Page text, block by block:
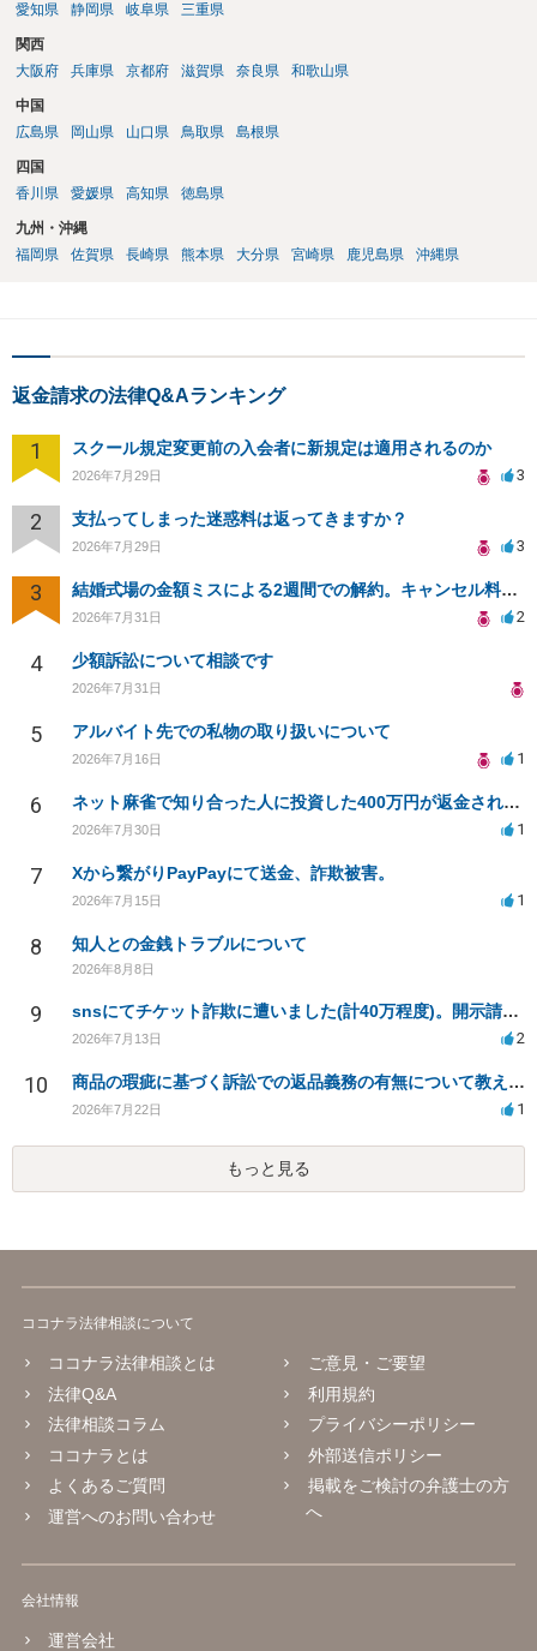
愛知県
静岡県 岐阜県 三重県
関西
大阪府
兵庫県 京都府 滋賀県 奈良県 和歌山県
中国
広島県
岡山県 山口県 鳥取県 島根県
四国
香川県
愛媛県 高知県 徳島県
九州・沖縄
福岡県
佐賀県 長崎県 熊本県 大分県 宮崎県 鹿児島県 沖縄県
返金請求の法律Q&Aランキング
1 スクール規定変更前の入会者に新規定は適用されるのか
2026年7月29日 3
2 支払ってしまった迷惑料は返ってきますか？
2026年7月29日 3
3 結婚式場の金額ミスによる2週間での解約。キャンセル料10万円の免除は可能か。
2026年7月31日 2
4 少額訴訟について相談です
2026年7月31日
5 アルバイト先での私物の取り扱いについて
2026年7月16日 1
6 ネット麻雀で知り合った人に投資した400万円が返金されない
2026年7月30日 1
7 Xから繋がりPayPayにて送金、詐欺被害。
2026年7月15日 1
8 知人との金銭トラブルについて
2026年8月8日
9 snsにてチケット詐欺に遭いました(計40万程度)。開示請求や今後の対応について質問したいです。
2026年7月13日 2
10 商品の瑕疵に基づく訴訟での返品義務の有無について教えてください
2026年7月22日 1
もっと見る
ココナラ法律相談について
ココナラ法律相談とは
法律Q&A
法律相談コラム
ココナラとは
よくあるご質問
運営へのお問い合わせ
ご意見・ご要望
利用規約
プライバシーポリシー
外部送信ポリシー
掲載をご検討の弁護士の方
へ
会社情報
運営会社